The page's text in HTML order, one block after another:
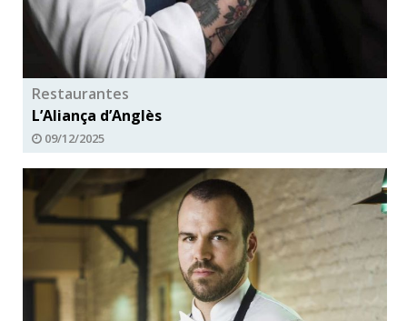
Restaurantes
L’Aliança d’Anglès
09/12/2025